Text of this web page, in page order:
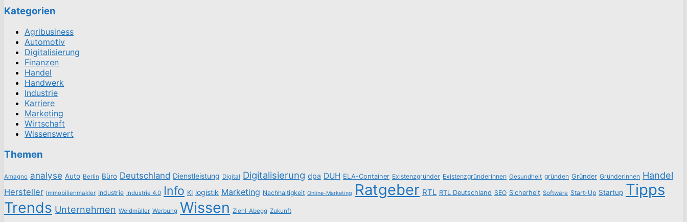
Kategorien
Agribusiness
Automotiv
Digitalisierung
Finanzen
Handel
Handwerk
Industrie
Karriere
Marketing
Wirtschaft
Wissenswert
Themen
Amagno analyse Auto Berlin Büro Deutschland Dienstleistung Digital Digitalisierung dpa DUH ELA-Container Existenzgründer Existenzgründerinnen Gesundheit gründen Gründer Gründerinnen Handel
Hersteller Immobilienmakler Industrie Industrie 4.0 Info KI logistik Marketing Nachhaltigkeit Online-Marketing Ratgeber RTL RTL Deutschland SEO Sicherheit Software Start-Up Startup Tipps
Trends Unternehmen Weidmüller Werbung Wissen Ziehl-Abegg Zukunft